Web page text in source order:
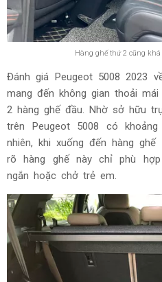
Hàng ghế thứ 2 cũng
Đánh giá Peugeot 5008 2023
mang đến không gian thoải
2 hàng ghế đầu. Nhờ sở hữu